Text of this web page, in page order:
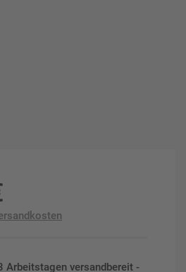
Arbeitstagen versandbereit -